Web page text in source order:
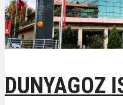
DUNYAGOZ